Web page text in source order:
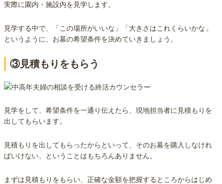
実際に園内・施設内を見学します。
見学する中で、「この場所がいいな」「大きさはこれくらいかな」
というように、お墓の希望条件を決めていきましょう。
③見積もりをもらう
見学をして、希望条件を一通り伝えたら、現地担当者に見積もりを
出してもらいます。
見積もりを出してもらったからといって、そのお墓を購入しなけれ
ばいけない、ということはもちろんありません。
まずは見積もりをもらい、正確な金額を把握するところからはじめ